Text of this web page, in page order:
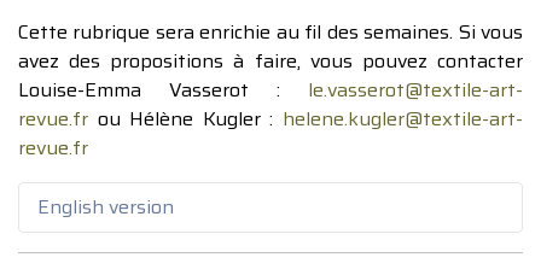
Cette rubrique sera enrichie au fil des semaines. Si vous
avez des propositions à faire, vous pouvez contacter
Louise-Emma Vasserot : le.vasserot@textile-art-
revue.fr ou Hélène Kugler : helene.kugler@textile-art-
revue.fr
English version